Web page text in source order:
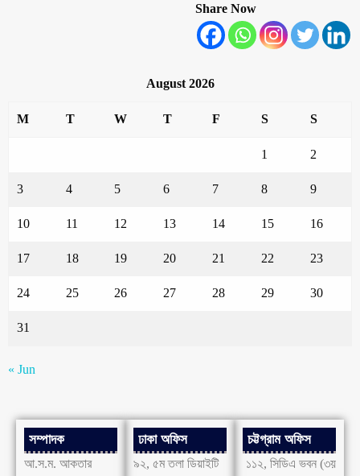
Share Now
August 2026
M T W T F S S
1 2
3 4 5 6 7 8 9
10 11 12 13 14 15 16
17 18 19 20 21 22 23
24 25 26 27 28 29 30
31
« Jun
সম্পাদক
আ.স.ম. আকতার
ঢাকা অফিস
৯২, ৫ম তলা ডিয়াইটি
চট্টগ্রাম অফিস
১১২, সিডিএ ভবন (৩য়